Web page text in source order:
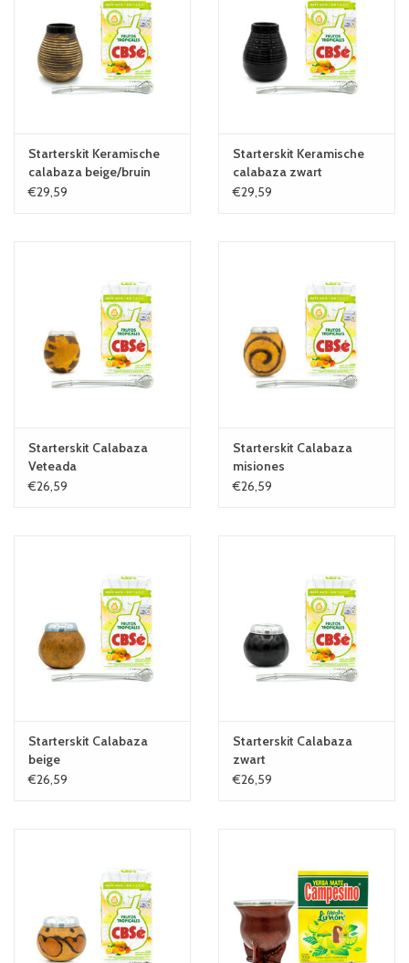
Starterskit Keramische
calabaza beige/bruin
€29,59
Starterskit Keramische
calabaza zwart
€29,59
Starterskit Calabaza
Veteada
€26,59
Starterskit Calabaza
misiones
€26,59
Starterskit Calabaza
beige
€26,59
Starterskit Calabaza
zwart
€26,59